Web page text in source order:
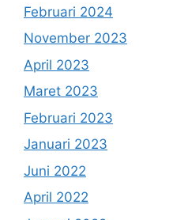
Februari 2024
November 2023
April 2023
Maret 2023
Februari 2023
Januari 2023
Juni 2022
April 2022